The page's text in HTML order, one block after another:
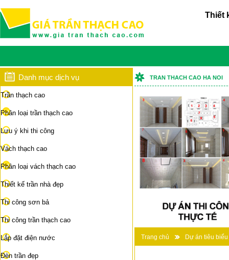
Thiết
Danh mục dịch vụ
Trần thạch cao
Phân loại trần thạch cao
Lưu ý khi thi công
Vách thạch cao
Phân loại vách thạch cao
Thiết kế trần nhà đẹp
Thi công sơn bả
Thi công trần thạch cao
Lắp đặt điện nước
Đèn trần đẹp
TRAN THACH CAO HA NOI
Trang chủ Dự án tiêu biểu